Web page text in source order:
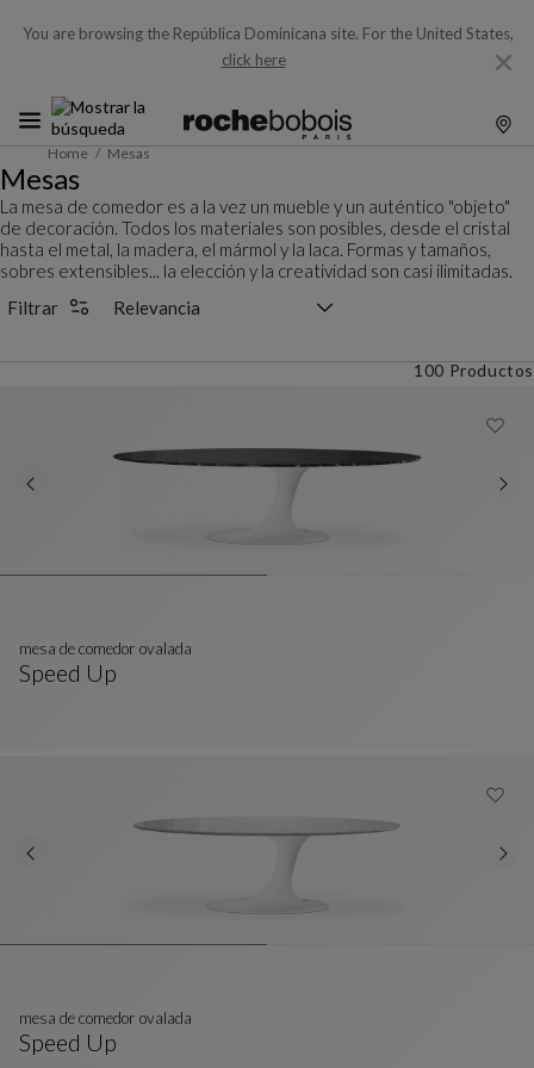
You are browsing the República Dominicana site. For the United States,
click here
Home Mesas
Mesas
La mesa de comedor es a la vez un mueble y un auténtico "objeto"
de decoración. Todos los materiales son posibles, desde el cristal
hasta el metal, la madera, el mármol y la laca. Formas y tamaños,
sobres extensibles... la elección y la creatividad son casi ilimitadas.
Filtrar
100 Productos
Speed Up
mesa de comedor ovalada
Speed Up
mesa de comedor ovalada